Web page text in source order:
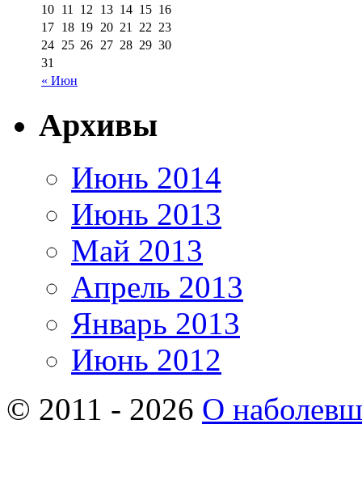
« Июн
10 11 12 13 14 15 16
17 18 19 20 21 22 23
24 25 26 27 28 29 30
31
Архивы
Июнь 2014
Июнь 2013
Май 2013
Апрель 2013
Январь 2013
Июнь 2012
© 2011 - 2026 О